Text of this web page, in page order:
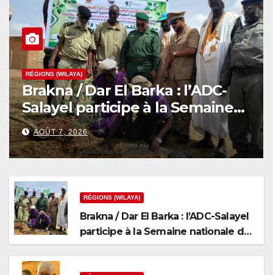
RÉGIONS (WILAYA)
Brakna / Dar El Barka : l’ADC-
Salayel participe à la Semaine
nationale de l’arbre
AOÛT 7, 2026
RÉGIONS (WILAYA)
Brakna / Dar El Barka : l’ADC-Salayel
participe à la Semaine nationale de
l’arbre